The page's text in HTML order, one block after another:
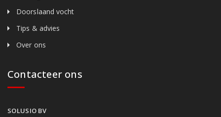
Doorslaand vocht
Tips & advies
Over ons
Contacteer ons
SOLUSIO BV